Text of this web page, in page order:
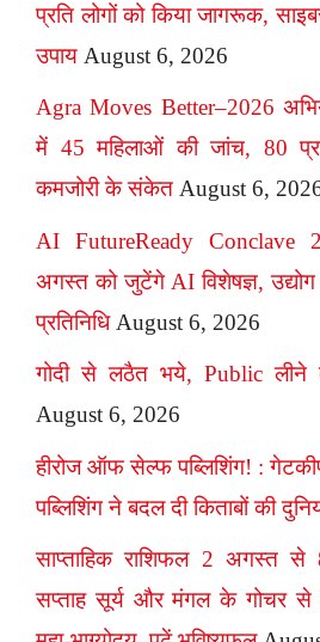
प्रति लोगों को किया जागरूक,
उपाय August 6, 2026
Agra Moves Better–2026
में 45 महिलाओं की जांच, 80
कमजोरी के संकेत August 6,
AI FutureReady Conclave
अगस्त को जुटेंगे AI विशेषज्ञ,
प्रतिनिधि August 6, 2026
गोदी से लठैत भये, Public लीने
August 6, 2026
हीरोज ऑफ सेल्फ पब्लिशिंग! :
पब्लिशिंग ने बदल दी किताबों की
साप्ताहिक राशिफल 2 अगस्त
सप्ताह सूर्य और मंगल के गोचर से